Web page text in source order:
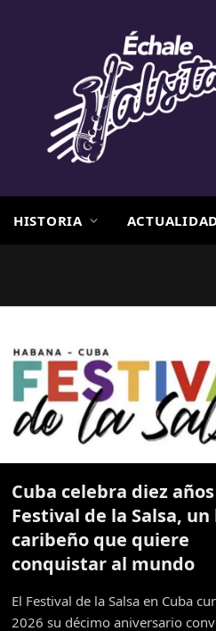
HISTORIA
Cuba celebra diez
Festival de la Salsa,
caribeño que quiere
conquistar al mundo
El Festival de la Salsa en Cuba
2026 su décimo aniversario